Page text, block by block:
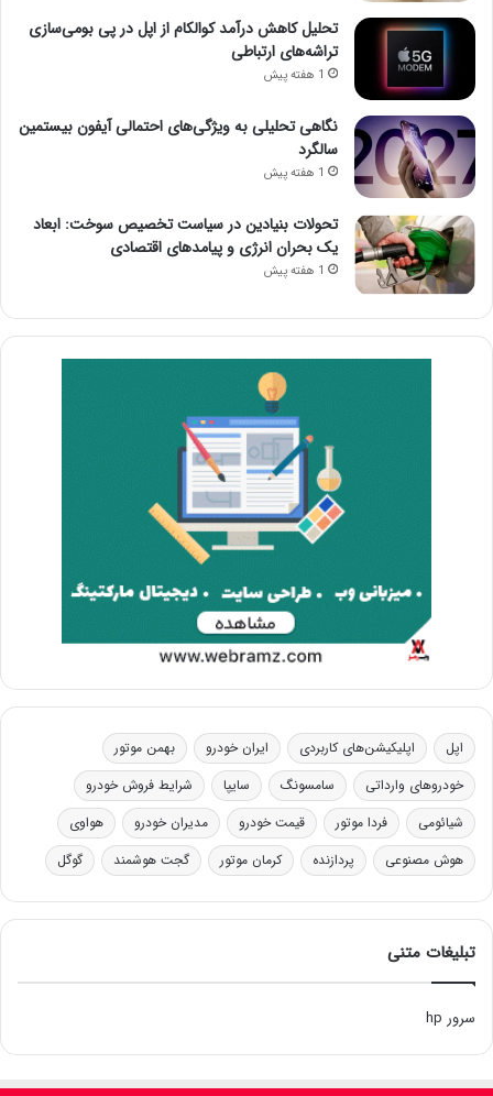
تحلیل کاهش درآمد کوالکام از اپل در پی بومی‌سازی
تراشه‌های ارتباطی
1 هفته پیش
نگاهی تحلیلی به ویژگی‌های احتمالی آیفون بیستمین
سالگرد
1 هفته پیش
تحولات بنیادین در سیاست تخصیص سوخت: ابعاد
یک بحران انرژی و پیامدهای اقتصادی
1 هفته پیش
اپل اپلیکیشن‌های کاربردی ایران خودرو
بهمن موتور
خودروهای وارداتی
سامسونگ سایپا
شرایط فروش خودرو
شیائومی
فردا موتور قیمت خودرو مدیران خودرو
هواوی
هوش مصنوعی
پردازنده کرمان موتور گجت هوشمند گوگل
تبلیغات متنی
سرور hp